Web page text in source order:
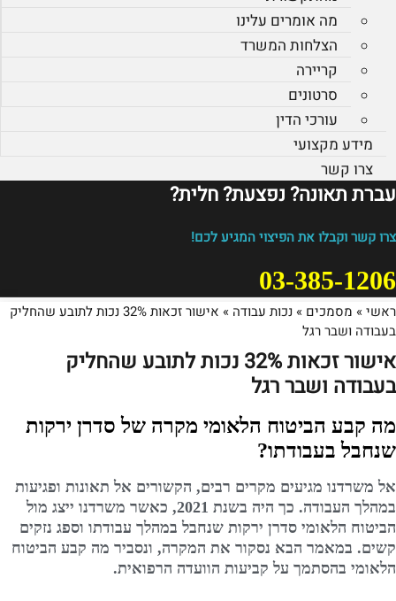
מה אומרים עלינו
הצלחות המשרד
קריירה
סרטונים
עורכי הדין
מידע מקצועי
צרו קשר
עברת תאונה? נפצעת? חלית?​
צרו קשר וקבלו את הפיצוי המגיע לכם!
03-385-1206
ראשי» מסמכים » נכות עבודה »
אישור זכאות 32% נכות לתובע שהחליק
בעבודה ושבר רגל
אישור זכאות 32% נכות לתובע שהחליק
בעבודה ושבר רגל
מה קבע הביטוח הלאומי מקרה של סדרן ירקות
שנחבל בעבודתו?
אל משרדנו מגיעים מקרים רבים, הקשורים אל תאונות ופגיעות
במהלך העבודה. כך היה בשנת 2021, כאשר משרדנו ייצג מול
הביטוח הלאומי סדרן ירקות שנחבל במהלך עבודתו וספג נזקים
קשים. במאמר הבא נסקור את המקרה, ונסביר מה קבע הביטוח
הלאומי בהסתמך על קביעות הוועדה הרפואית.